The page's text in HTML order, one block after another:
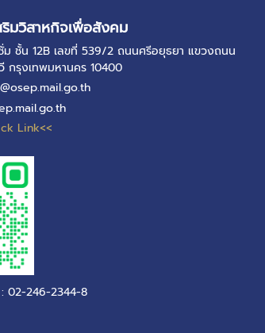
มวิสาหกิจเพื่อสังคม
ม ชั้น 12B เลขที่ 539/2 ถนนศรีอยุธยา แขวงถนน
กรุงเทพมหานคร 10400
Link<<
02-246-2344-8